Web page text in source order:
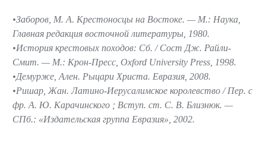
Заборов, М. А. Крестоносцы на Востоке. — М.: Наука,
Главная редакция восточной литературы, 1980.
История крестовых походов: Сб. / Сост Дж. Райли-
Смит. — М.: Крон-Пресс, Oxford University Press, 1998.
Демурже, Ален. Рыцари Христа. Евразия, 2008.
Ришар, Жан. Латино-Иерусалимское королевство / Пер. с
фр. А. Ю. Карачинского ; Вступ. ст. С. В. Близнюк. —
СПб.: «Издательская группа Евразия», 2002.